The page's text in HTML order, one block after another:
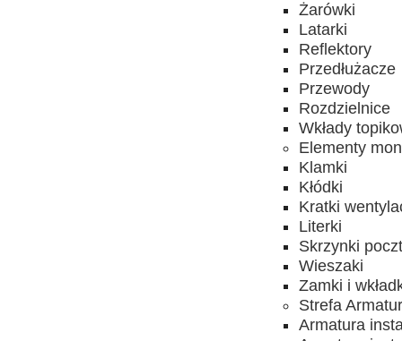
Żarówki
Latarki
Reflektory
Przedłużacze
Przewody
Rozdzielnice
Wkłady
Elementy
Klamki
Kłódki
Kratki
Literki
Skrzynki
Wieszaki
Zamki i
Strefa
Armatura